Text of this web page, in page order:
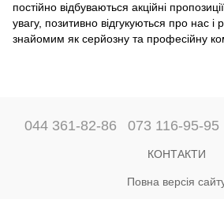
постійно відбуваються акційні
увагу, позитивно відгукуються про нас і
знайомим як серйозну та професійну
044 361-82-86 073 116-95-95
КОНТАКТИ
Повна версія